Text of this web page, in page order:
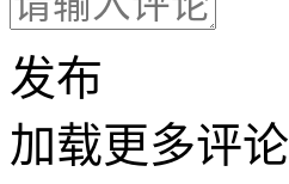
发布
加载更多评论